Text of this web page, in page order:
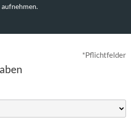
aufnehmen.
*Pflichtfelder